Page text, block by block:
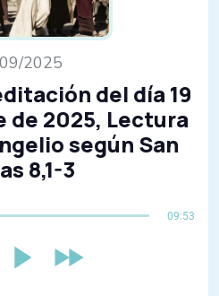
2025
del día 19
de 2025, Lectura
según San
8,1-3
09:53